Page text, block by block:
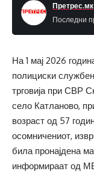
Последни
Претрес.мк
На 1 мај 2026
полициски
трговија при СВР
село Катланово,
возраст од 57
осомничениот,
била пронајдена
информираат од